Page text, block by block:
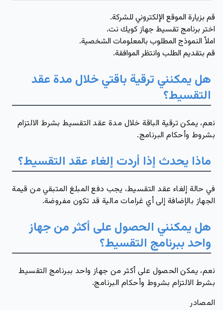
قم بزيارة الموقع الإلكتروني للشركة.
اختر برنامج تقسيط جهاز كويك نت.
املأ النموذج المطلوب بالمعلومات الشخصية.
قم بتقديم الطلب وانتظر الموافقة.
هل يمكنني ترقية باقتي خلال مدة عقد
التقسيط؟
نعم، يمكن ترقية الباقة خلال مدة عقد التقسيط بشرط الالتزام
بشروط وأحكام البرنامج.
ماذا يحدث إذا أردت إلغاء عقد التقسيط؟
في حالة إلغاء عقد التقسيط، يجب دفع المبلغ المتبقي من قيمة
الجهاز بالإضافة إلى أي غرامات مالية قد تكون مفروضة.
هل يمكنني الحصول على أكثر من جهاز
واحد ببرنامج التقسيط؟
نعم، يمكن الحصول على أكثر من جهاز واحد ببرنامج التقسيط
بشرط الالتزام بشروط وأحكام البرنامج.
المصادر